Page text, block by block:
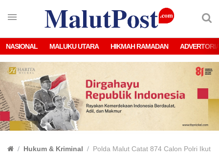
NASIONAL MALUKU UTARA HIKMAH RAMADAN
Hukum & Kriminal Polda Malut Catat 874 Calon Polri Ikut